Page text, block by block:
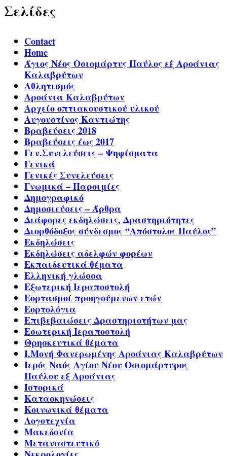
Σελίδες
Contact
Home
Άγιος Νέος Οσιομάρτυς Παύλος εξ Αροάνιας
Καλαβρύτων
Αθλητισμός
Αροάνια Καλαβρύτων
Αρχείο οπτιακουστικού υλικού
Αυγουστίνος Καντιώτης
Βραβεύσεις 2018
Βραβεύσεις έως 2017
Γεν.Συνελεύσεις – Ψηφίσματα
Γενικά
Γενικές Συνελεύσεις
Γνωμικά – Παροιμίες
Δημογραφικό
Δημοσιεύσεις – Άρθρα
Διάφορες εκδηλώσεις, Δραστηριότητες
Διορθόδοξος σύνδεσμος “Απόστολος Παύλος”
Εκδηλώσεις
Εκδηλώσεις αδελφών φορέων
Εκπαιδευτικά θέματα
Ελληνική γλώσσα
Εξωτερική Ιεραποστολή
Εορτασμοί προηγούμενων ετών
Εορτολόγια
Επιβεβαιώσεις Δραστηριοτήτων μας
Εσωτερική Ιεραποστολή
Θρησκευτικά θέματα
Ι.Μονή Φανερωμένης Αροάνιας Καλαβρύτων
Ιερός Ναός Αγίου Νέου Οσιομάρτυρος
Παύλου εξ Αροάνιας
Ιστορικά
Κατασκηνώσεις
Κοινωνικά θέματα
Λογοτεχνία
Μακεδονία
Μεταναστευτικό